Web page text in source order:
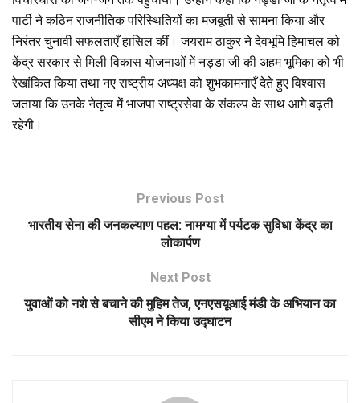
पार्टी ने कठिन राजनीतिक परिस्थितियों का मजबूती से सामना किया और
निरंतर चुनावी सफलताएँ हासिल कीं। जयराम ठाकुर ने देवभूमि हिमाचल को
केंद्र सरकार से मिली विकास योजनाओं में नड्डा जी की अहम भूमिका को भी
रेखांकित किया तथा नए राष्ट्रीय अध्यक्ष को शुभकामनाएँ देते हुए विश्वास
जताया कि उनके नेतृत्व में भाजपा राष्ट्रसेवा के संकल्प के साथ आगे बढ़ती
रहेगी।
Previous Post
भारतीय सेना की जनकल्याण पहल: नामग्या में पर्यटक सुविधा केंद्र का
लोकार्पण
Next Post
युवाओं को नशे से बचाने की मुहिम तेज, एनएसयूआई मंडी के अभियान का
सीएम ने किया उद्घाटन